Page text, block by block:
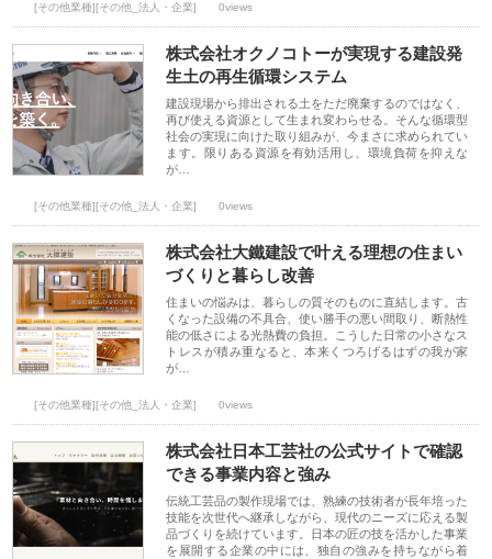
[その他業種][その他_法人・企業] 0views
株式会社オクノコトーが実現する建設発
生土の再生循環システム
建設現場から排出される土をただ廃棄するのではなく、
再び使える資源として生まれ変わらせる。そんな循環型
社会の実現に向けた取り組みが、今まさに求められてい
ます。限りある資源を有効活用し、環境負荷を抑えな
が…
[その他業種][その他_法人・企業] 0views
株式会社大鐵建設で叶える理想の住まい
づくりと暮らし改善
住まいの悩みは、暮らしの質そのものに直結します。古
くなった設備の不具合、使い勝手の悪い間取り、断熱性
能の低さによる光熱費の負担。こうした日常の小さなス
トレスが積み重なると、本来くつろげるはずの我が家
が…
[その他業種][その他_法人・企業] 0views
株式会社日本工芸社の公式サイトで確認
できる事業内容と強み
伝統工芸品の製作現場では、熟練の技術者が長年培った
技能を次世代へ継承しながら、現代のニーズに応える製
品づくりを続けています。日本の匠の技を活かした事業
を展開する企業の中には、独自の強みを持ちながら着